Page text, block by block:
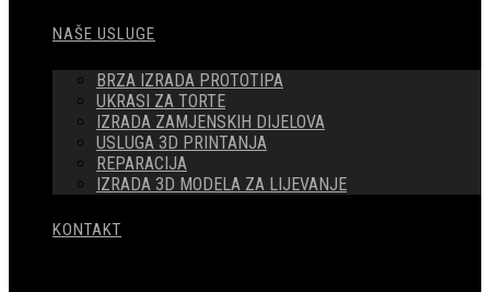
NAŠE USLUGE
BRZA IZRADA PROTOTIPA
UKRASI ZA TORTE
IZRADA ZAMJENSKIH DIJELOVA
USLUGA 3D PRINTANJA
REPARACIJA
IZRADA 3D MODELA ZA LIJEVANJE
KONTAKT